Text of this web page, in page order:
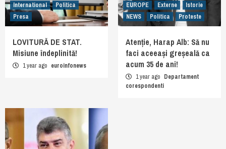
International
Politica
Presa
LOVITURĂ DE STAT.
Misiune îndeplinită!
1 year ago euroinfonews
EUROPE Externe
Istorie
NEWS
Politica Proteste
Atenție, Harap Alb: Să nu
faci aceeași greșeală ca
acum 35 de ani!
1 year ago Departament
corespondenti